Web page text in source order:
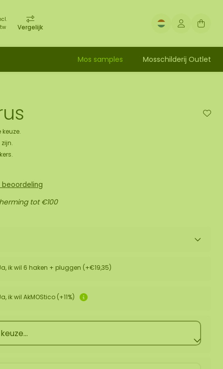
Vergelijk
Mos samples Mosschilderij Outlet
beoordeling
tot €100
ik wil 6 haken + pluggen (+€19,35)
ik wil AkMOStico (+11%)